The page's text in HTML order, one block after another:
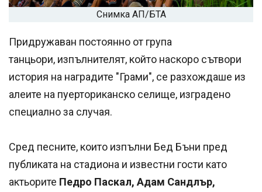
Снимка АП/БТА
Придружаван постоянно от група
танцьори, изпълнителят, който наскоро сътвори
история на наградите "Грами", се разхождаше из
алеите на пуерториканско селище, изградено
специално за случая.
Сред песните, които изпълни Бед Бъни пред
публиката на стадиона и известни гости като
актьорите Педро Паскал, Адам Сандлър,